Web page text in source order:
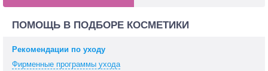
ПОМОЩЬ В ПОДБОРЕ КОСМЕТИКИ
Рекомендации по уходу
Фирменные программы ухода